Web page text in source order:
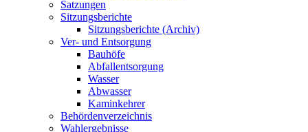
Satzungen
Sitzungsberichte
Sitzungsberichte (Archiv)
Ver- und Entsorgung
Bauhöfe
Abfallentsorgung
Wasser
Abwasser
Kaminkehrer
Behördenverzeichnis
Wahlergebnisse